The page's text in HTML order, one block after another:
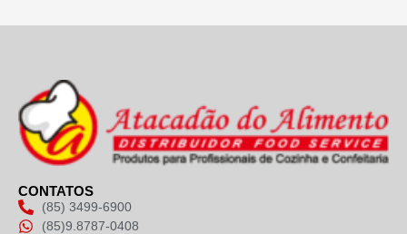
(85) 3499-6900
(85)9.8787-0408
CONTATOS